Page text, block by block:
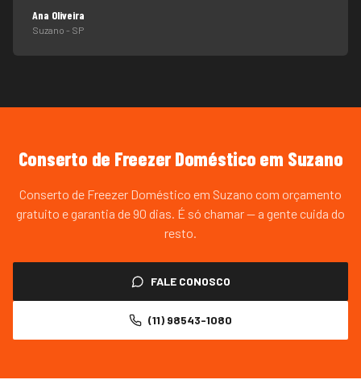
Ana Oliveira
Suzano - SP
Conserto de Freezer Doméstico em Suzano
Conserto de Freezer Doméstico em Suzano com orçamento
gratuito e garantia de 90 dias. É só chamar — a gente cuida do
resto.
FALE CONOSCO
(11) 98543-1080